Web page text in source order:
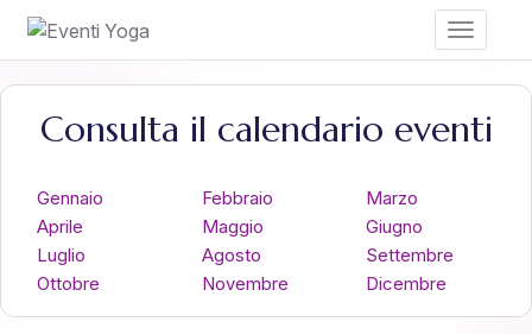
Toggle
Consulta il calendario eventi
Gennaio Febbraio
Marzo
Aprile
Maggio
Giugno
Luglio
Agosto
Settembre
Ottobre
Novembre Dicembre